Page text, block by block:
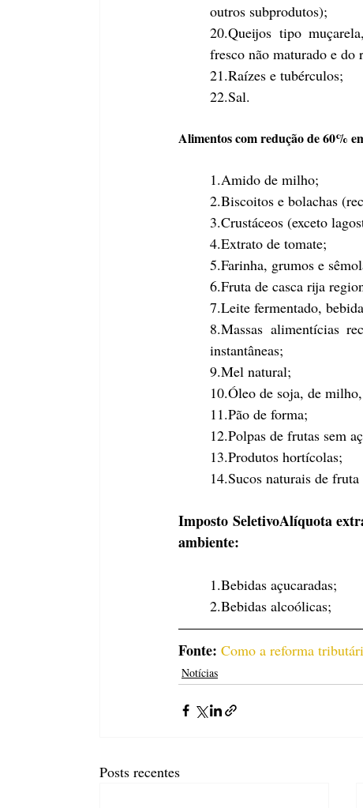
outros subprodutos);
20.Queijos tipo
fresco não maturado e do
21.Raízes e tubérculos;
22.Sal.
Alimentos com redução de 60%
1.Amido de milho;
2.Biscoitos e bolachas
3.Crustáceos (exceto
4.Extrato de tomate;
5.Farinha, grumos e
6.Fruta de casca rija
7.Leite fermentado,
8.Massas alimentícias
instantâneas;
9.Mel natural;
10.Óleo de soja, de
11.Pão de forma;
12.Polpas de frutas sem
13.Produtos hortícolas;
14.Sucos naturais de
Imposto SeletivoAlíquota
ambiente:
1.Bebidas açucaradas;
2.Bebidas alcoólicas;
Fonte: Como a reforma
Notícias
Posts recentes